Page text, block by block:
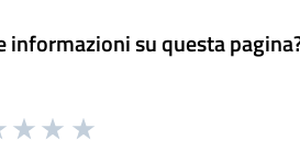
informazioni su questa